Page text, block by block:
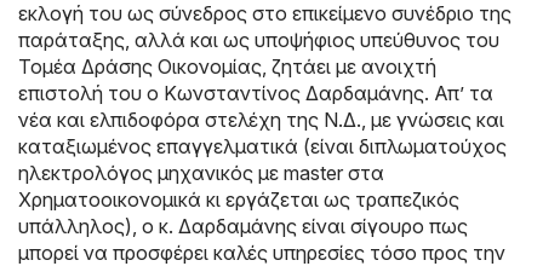
εκλογή του ως σύνεδρος στο επικείμενο συνέδριο της
παράταξης, αλλά και ως υποψήφιος υπεύθυνος του
Τομέα Δράσης Οικονομίας, ζητάει με ανοιχτή
επιστολή του ο Κωνσταντίνος Δαρδαμάνης. Απ’ τα
νέα και ελπιδοφόρα στελέχη της Ν.Δ., με γνώσεις και
καταξιωμένος επαγγελματικά (είναι διπλωματούχος
ηλεκτρολόγος μηχανικός με master στα
Χρηματοοικονομικά κι εργάζεται ως τραπεζικός
υπάλληλος), ο κ. Δαρδαμάνης είναι σίγουρο πως
μπορεί να προσφέρει καλές υπηρεσίες τόσο προς την